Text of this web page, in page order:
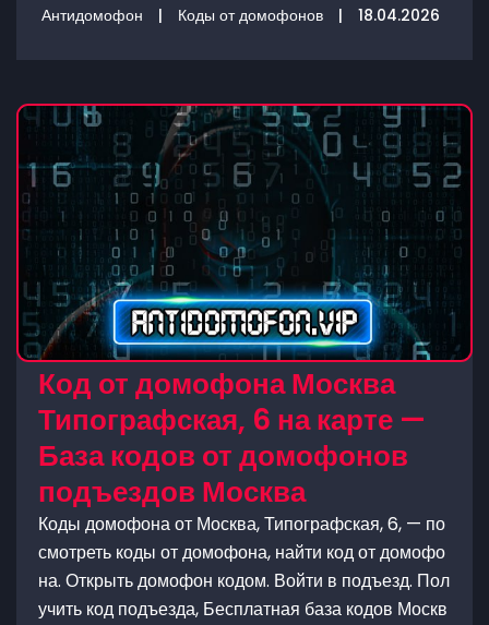
Антидомофон | Коды от домофонов | 18.04.2026
Код от домофона Москва
Типографская, 6 на карте —
База кодов от домофонов
подъездов Москва
Коды домофона от Москва, Типографская, 6, — по
смотреть коды от домофона, найти код от домофо
на. Открыть домофон кодом. Войти в подъезд. Пол
учить код подъезда, Бесплатная база кодов Москв